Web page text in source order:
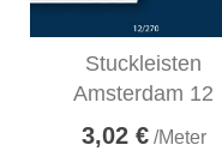
Stuckleisten
Amsterdam 12
3,02 €/Meter